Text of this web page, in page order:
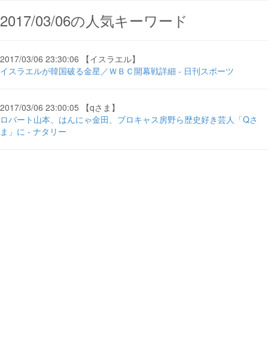
2017/03/06の人気キーワード
2017/03/06 23:30:06 【イスラエル】
イスラエルが韓国破る金星／ＷＢＣ開幕戦詳細 - 日刊スポーツ
2017/03/06 23:00:05 【qさま】
ロバート山本、はんにゃ金田、ブロキャス房野ら歴史好き芸人「Qさ
ま」に - ナタリー